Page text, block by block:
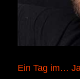
Ein Tag im…